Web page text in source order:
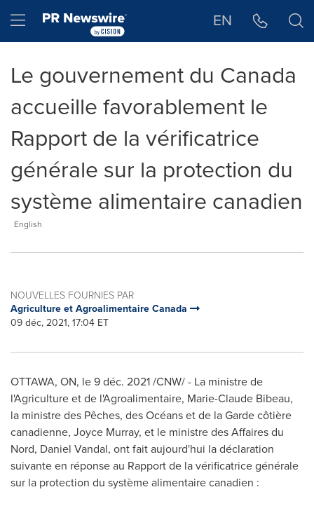
Hamburger menu EN
Le gouvernement du Canada
accueille favorablement le
Rapport de la vérificatrice
générale sur la protection du
système alimentaire canadien
English
NOUVELLES FOURNIES PAR
Agriculture et Agroalimentaire Canada
09 déc, 2021, 17:04 ET
OTTAWA, ON, le 9 déc. 2021 /CNW/ - La ministre de
l'Agriculture et de l'Agroalimentaire, Marie-Claude Bibeau,
la ministre des Pêches, des Océans et de la Garde côtière
canadienne, Joyce Murray, et le ministre des Affaires du
Nord, Daniel Vandal, ont fait aujourd'hui la déclaration
suivante en réponse au Rapport de la vérificatrice générale
sur la protection du système alimentaire canadien :